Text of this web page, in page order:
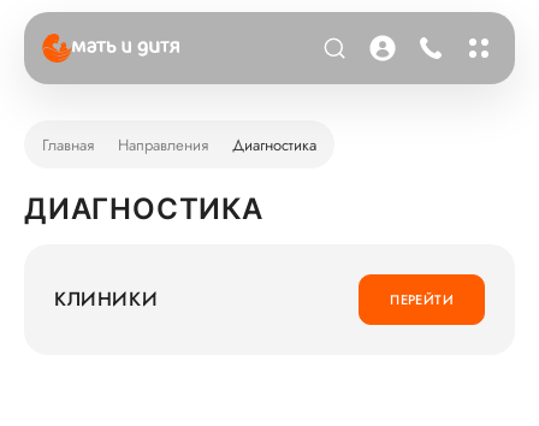
Главная Направления Диагностика
ДИАГНОСТИКА
КЛИНИКИ ПЕРЕЙТИ